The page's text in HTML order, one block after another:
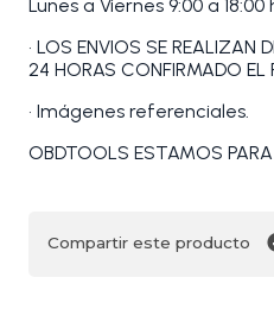
Lunes a Viernes 9:00 a 18:00
• LOS ENVIOS SE REALIZAN
24 HORAS CONFIRMADO EL
• Imágenes referenciales.
OBDTOOLS ESTAMOS PARA
Compartir este producto